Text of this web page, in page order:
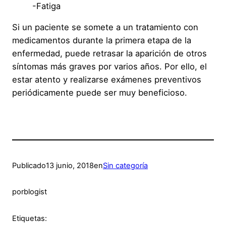
-Fatiga
Si un paciente se somete a un tratamiento con
medicamentos durante la primera etapa de la
enfermedad, puede retrasar la aparición de otros
síntomas más graves por varios años. Por ello, el
estar atento y realizarse exámenes preventivos
periódicamente puede ser muy beneficioso.
Publicado13 junio, 2018enSin categoría
porblogist
Etiquetas: